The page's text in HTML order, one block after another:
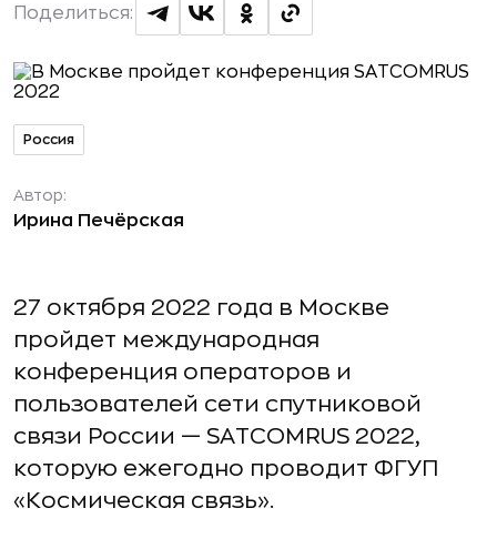
Поделиться:
Россия
Автор:
Ирина Печёрская
27 октября 2022 года в Москве
пройдет международная
конференция операторов и
пользователей сети спутниковой
связи России — SАTCOMRUS 2022,
которую ежегодно проводит ФГУП
«Космическая связь».